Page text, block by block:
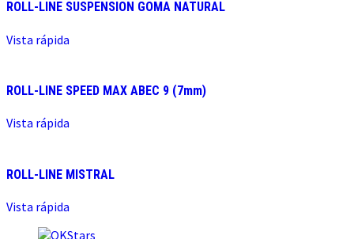
ROLL-LINE SUSPENSION GOMA NATURAL
Vista rápida
ROLL-LINE SPEED MAX ABEC 9 (7mm)
Vista rápida
ROLL-LINE MISTRAL
Vista rápida